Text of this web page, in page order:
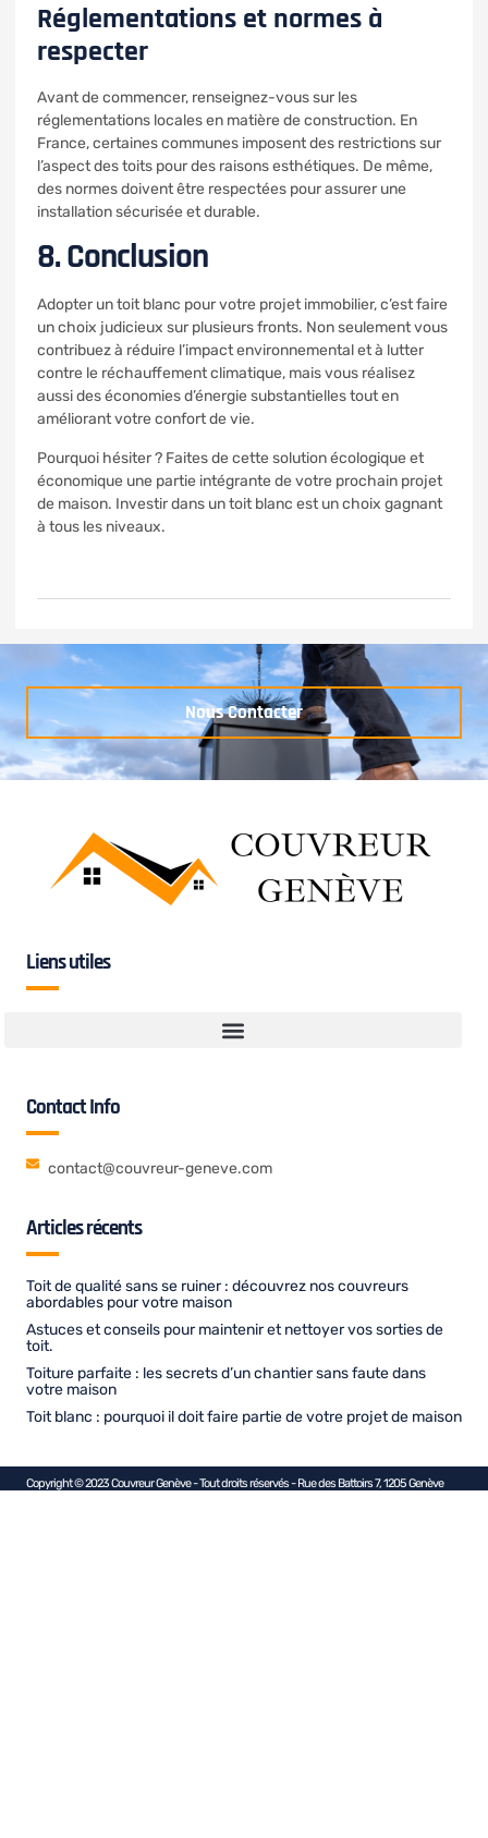
Réglementations et normes à
respecter
Avant de commencer, renseignez-vous sur les
réglementations locales en matière de construction. En
France, certaines communes imposent des restrictions sur
l’aspect des toits pour des raisons esthétiques. De même,
des normes doivent être respectées pour assurer une
installation sécurisée et durable.
8. Conclusion
Adopter un toit blanc pour votre projet immobilier, c’est faire
un choix judicieux sur plusieurs fronts. Non seulement vous
contribuez à réduire l’impact environnemental et à lutter
contre le réchauffement climatique, mais vous réalisez
aussi des économies d’énergie substantielles tout en
améliorant votre confort de vie.
Pourquoi hésiter ? Faites de cette solution écologique et
économique une partie intégrante de votre prochain projet
de maison. Investir dans un toit blanc est un choix gagnant
à tous les niveaux.
Nous Contacter
Liens utiles
Contact Info
contact@couvreur-geneve.com
Articles récents
Toit de qualité sans se ruiner : découvrez nos couvreurs
abordables pour votre maison
Astuces et conseils pour maintenir et nettoyer vos sorties de
toit.
Toiture parfaite : les secrets d’un chantier sans faute dans
votre maison
Toit blanc : pourquoi il doit faire partie de votre projet de maison
Copyright © 2023 Couvreur Genève - Tout droits réservés - Rue des Battoirs 7, 1205 Genève